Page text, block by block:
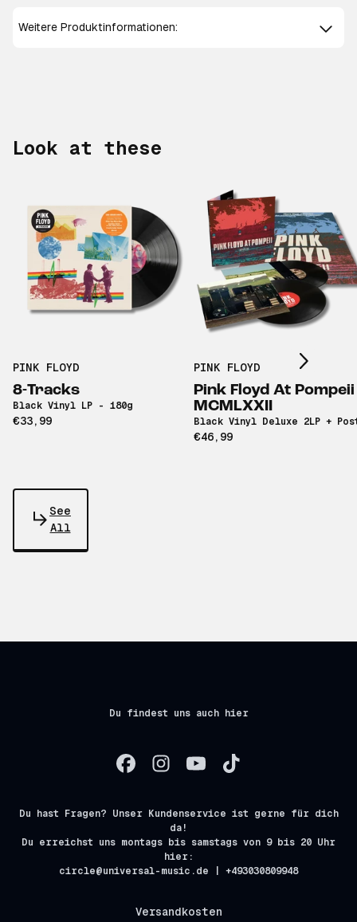
Weitere Produktinformationen:
Look at these
PINK FLOYD
8-Tracks
Black Vinyl LP - 180g
€33,99
PINK FLOYD
Pink Floyd At Pompeii
MCMLXXII
Black Vinyl Deluxe 2LP +
€46,99
Scroll right
See
All
Du findest uns auch hier
Du hast Fragen? Unser Kundenservice ist gerne für dich
da!
Du erreichst uns montags bis samstags von 9 bis 20 Uhr
hier:
circle@universal-music.de | +493030809948
Versandkosten